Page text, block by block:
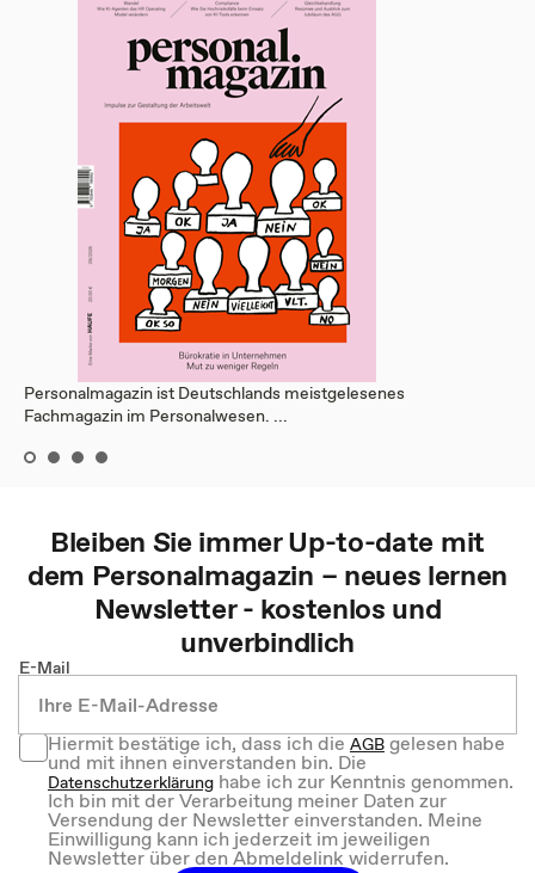
Personalmagazin ist Deutschlands meistgelesenes
Fachmagazin im Personalwesen. ...
Bleiben Sie immer Up-to-date mit
dem Personalmagazin – neues lernen
Newsletter - kostenlos und
unverbindlich
E-Mail
Hiermit bestätige ich, dass ich dieAGBgelesen habe
und mit ihnen einverstanden bin. Die
Datenschutzerklärung habe ich zur Kenntnis genommen.
Ich bin mit der Verarbeitung meiner Daten zur
Versendung der Newsletter einverstanden. Meine
Einwilligung kann ich jederzeit im jeweiligen
Newsletter über den Abmeldelink widerrufen.